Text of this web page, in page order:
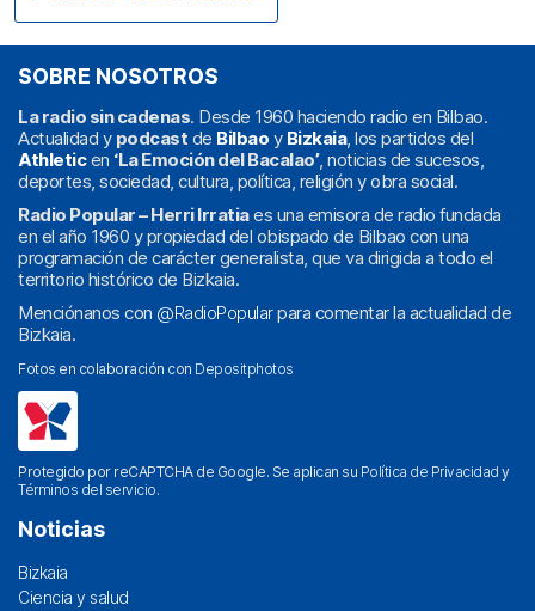
SOBRE NOSOTROS
La radio sin cadenas. Desde 1960 haciendo radio en Bilbao.
Actualidad y podcast de Bilbao y Bizkaia, los partidos del
Athleticen ‘La Emoción del Bacalao’, noticias de sucesos,
deportes, sociedad, cultura, política, religión y obra social.
Radio Popular – Herri Irratiaes una emisora de radio fundada
en el año 1960 y propiedad del obispado de Bilbao con una
programación de carácter generalista, que va dirigida a todo el
territorio histórico de Bizkaia.
Menciónanos con @RadioPopularpara comentar la actualidad de
Bizkaia.
Fotos en colaboración con Depositphotos
Protegido por reCAPTCHA de Google. Se aplican su Política de Privacidad y
Términos del servicio.
Noticias
Bizkaia
Ciencia y salud